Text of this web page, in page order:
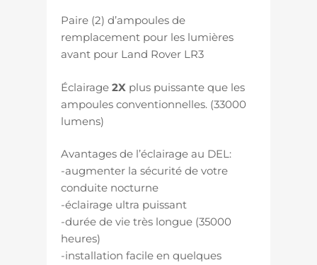
Paire (2) d’ampoules de
remplacement pour les lumières
avant pour Land Rover LR3
Éclairage 2X plus puissante que les
ampoules conventionnelles. (33000
lumens)
Avantages de l’éclairage au DEL:
-augmenter la sécurité de votre
conduite nocturne
-éclairage ultra puissant
-durée de vie très longue (35000
heures)
-installation facile en quelques